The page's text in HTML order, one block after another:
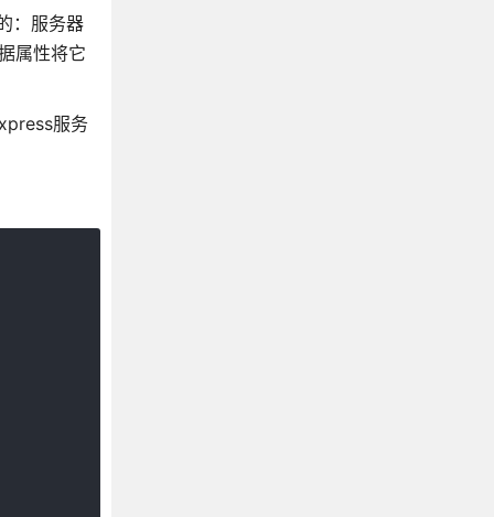
：服务器
属性将它
服务